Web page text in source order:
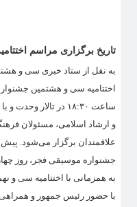
تاریخ برگزاری مراسم
به نقل از ستاد خبری سی و
ساعت ۱۸:۳۰ در
و ارشاد اسلامی، مسئولان
علاقمندان برگزار می‌شود. پیش
جشنواره موسیقی فجر، روز
به همزمانی با اختتامیه سی و
با حضور رئیس جمهور و همراهی